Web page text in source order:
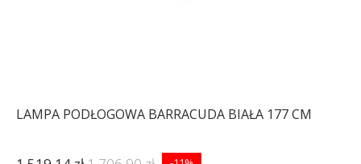
LAMPA PODŁOGOWA BARRACUDA BIAŁA 177 CM